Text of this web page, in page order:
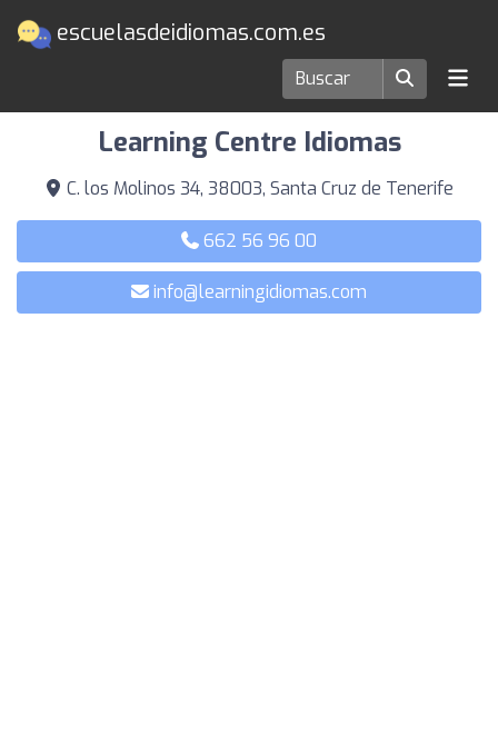
escuelasdeidiomas.com.es
Escuelas de idiomas en Santa Cruz de Tenerife
Learning Centre Idiomas
C. los Molinos 34, 38003, Santa Cruz de Tenerife
662 56 96 00
info@learningidiomas.com